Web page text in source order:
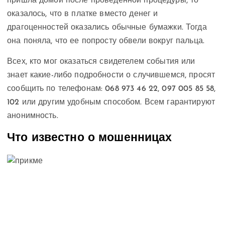
оказалось, что в платке вместо денег и
драгоценностей оказались обычные бумажки. Тогда
она поняла, что ее попросту обвели вокруг пальца.
Всех, кто мог оказаться свидетелем события или
знает какие-либо подробности о случившемся, просят
сообщить по телефонам: 068 973 46 22, 097 005 85 58,
102 или другим удобным способом. Всем гарантируют
анонимность.
Что известно о мошенницах